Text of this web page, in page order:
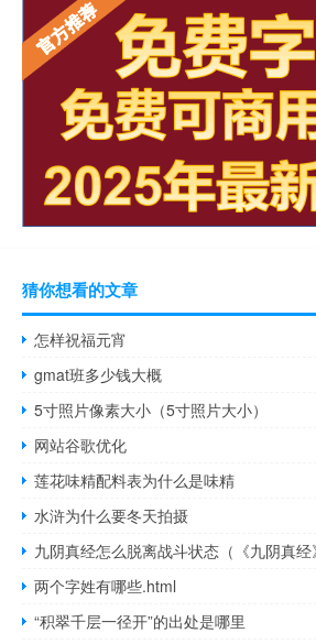
猜你想看的文章
怎样祝福元宵
gmat班多少钱大概
5寸照片像素大小（5寸照片大小）
网站谷歌优化
莲花味精配料表为什么是味精
水浒为什么要冬天拍摄
九阴真经怎么脱离战斗状态（《九阴真经
两个字姓有哪些.html
“积翠千层一径开”的出处是哪里